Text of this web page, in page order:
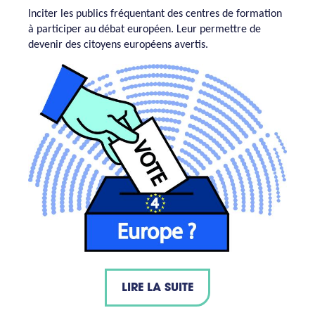
Inciter les publics fréquentant des centres de formation
à participer au débat européen. Leur permettre de
devenir des citoyens européens avertis.
LIRE LA SUITE